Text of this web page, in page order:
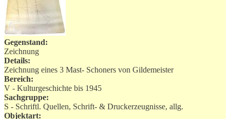
Gegenstand:
Zeichnung
Details:
Zeichnung eines 3 Mast- Schoners von Gildemeister
Bereich:
V - Kulturgeschichte bis 1945
Sachgruppe:
S - Schriftl. Quellen, Schrift- & Druckerzeugnisse, allg.
Objektart: